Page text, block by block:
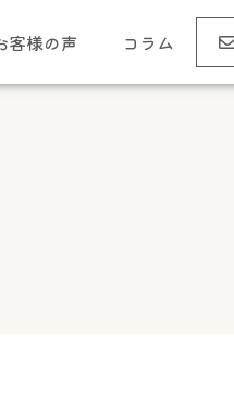
客様の声 コラム